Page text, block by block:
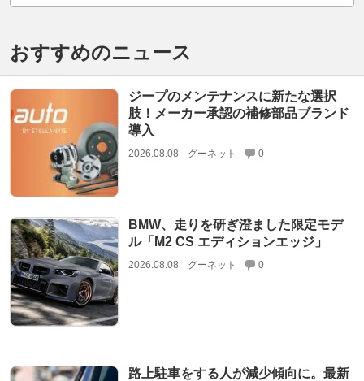
おすすめのニュース
ジープのメンテナンスに新たな選択
肢！メーカー承認の補修部品ブランド
導入
2026.08.08 グーネット 0
BMW、走りを研ぎ澄ました限定モデ
ル「M2 CS エディションエッジ」
2026.08.08 グーネット 0
路上駐車をする人が減少傾向に。最新